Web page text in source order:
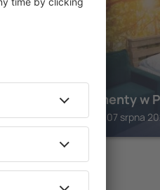
Apartamenty w
Augustow, 07 srpna